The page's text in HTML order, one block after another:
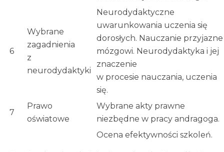
6
Wybrane
zagadnienia
z
neurodydaktyki
Neurodydaktyczne
uwarunkowania uczenia się
dorosłych. Nauczanie przyjazne
mózgowi. Neurodydaktyka i jej
znaczenie
w procesie nauczania, uczenia
się.
7
Prawo
oświatowe
Wybrane akty prawne
niezbędne w pracy andragoga.
Ocena efektywności szkoleń.